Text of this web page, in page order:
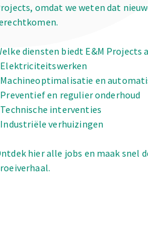
omdat we weten dat
diensten biedt E&M Projects
en
en regulier onderhoud
interventies
verhuizingen
hier alle jobs en maak snel